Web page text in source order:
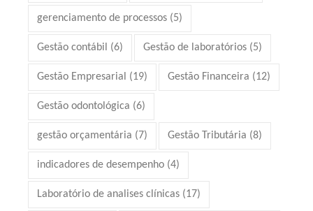
gerenciamento de processos (5)
Gestão contábil (6) Gestão de laboratórios (5)
Gestão Empresarial (19) Gestão Financeira (12)
Gestão odontológica (6)
gestão orçamentária (7) Gestão Tributária (8)
indicadores de desempenho (4)
Laboratório de analises clínicas (17)